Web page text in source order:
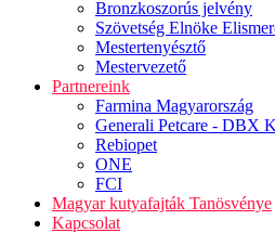
Bronzkoszorús jelvény
Szövetség Elnöke
Mestertenyésztő
Mestervezető
Partnereink
Farmina Magyarország
Generali Petcare - DBX
Rebiopet
ONE
FCI
Magyar kutyafajták Tanösvénye
Kapcsolat